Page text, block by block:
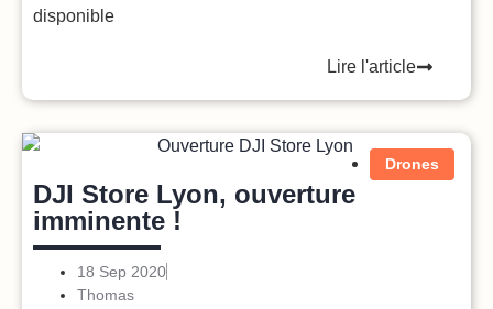
disponible
Lire l'article
Drones
DJI Store Lyon, ouverture
imminente !
18 Sep 2020
Thomas